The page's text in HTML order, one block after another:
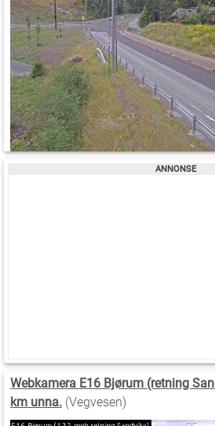
Webkamera E16 Bjørum (retning
km unna. (Vegvesen)